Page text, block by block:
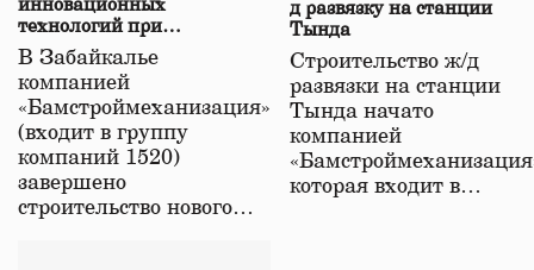
инновационных
технологий при
строительстве нового моста
в Забайкалье
В Забайкалье
компанией
«Бамстроймеханизация»
(входит в группу
компаний 1520)
завершено
строительство нового…
д развязку на станции
Тында
Строительство ж/д
развязки на станции
Тында начато
компанией
которая входит в…